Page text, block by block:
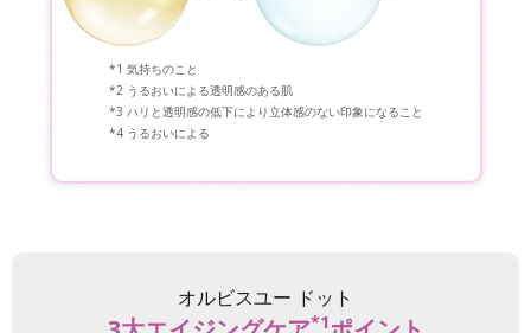
気持ちのこと
うるおいによる透明感のある肌
ハリと透明感の低下により立体感のない印象になること
うるおいによる
オルビスユー ドット
*1